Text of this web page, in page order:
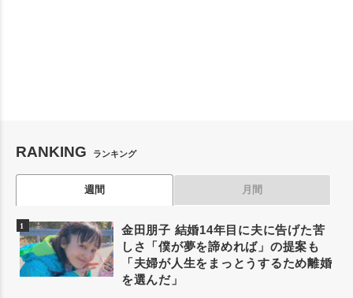
RANKING ランキング
週間 月間
金田朋子 結婚14年目に夫に告げた苦
しさ「僕が夢を諦めれば」の提案も
「夫婦が人生をまっとうするため離婚
を選んだ」